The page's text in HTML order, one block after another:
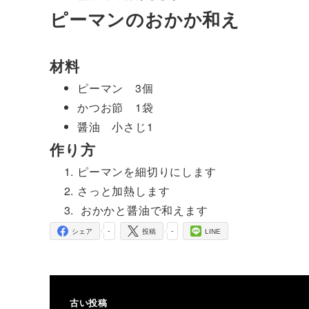
ピーマンのおかか和え
材料
ピーマン 3個
かつお節 1袋
醤油 小さじ1
作り方
ピーマンを細切りにします
さっと加熱します
おかかと醤油で和えます
-
シェア -
投稿 LINE
古い投稿